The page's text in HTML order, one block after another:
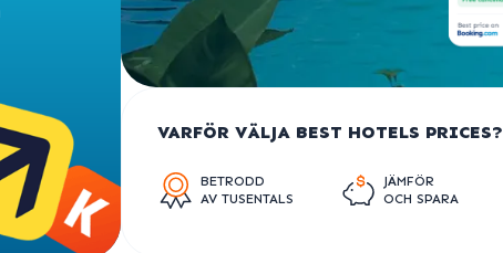
VARFÖR VÄLJA BEST HOTELS PRICES?
BETRODD
AV TUSENTALS
JÄMFÖR
OCH SPARA